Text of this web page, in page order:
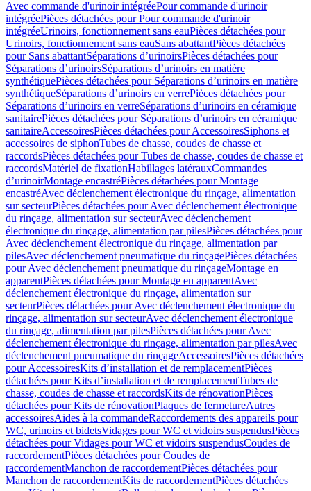
Avec commande d'urinoir intégréePour commande d'urinoir
intégréePièces détachées pour Pour commande d'urinoir
intégréeUrinoirs, fonctionnement sans eauPièces détachées pour
Urinoirs, fonctionnement sans eauSans abattantPièces détachées
pour Sans abattantSéparations d’urinoirsPièces détachées pour
Séparations d’urinoirsSéparations d’urinoirs en matière
synthétiquePièces détachées pour Séparations d’urinoirs en matière
synthétiqueSéparations d’urinoirs en verrePièces détachées pour
Séparations d’urinoirs en verreSéparations d’urinoirs en céramique
sanitairePièces détachées pour Séparations d’urinoirs en céramique
sanitaireAccessoiresPièces détachées pour AccessoiresSiphons et
accessoires de siphonTubes de chasse, coudes de chasse et
raccordsPièces détachées pour Tubes de chasse, coudes de chasse et
raccordsMatériel de fixationHabillages latérauxCommandes
dʼurinoirMontage encastréPièces détachées pour Montage
encastréAvec déclenchement électronique du rinçage, alimentation
sur secteurPièces détachées pour Avec déclenchement électronique
du rinçage, alimentation sur secteurAvec déclenchement
électronique du rinçage, alimentation par pilesPièces détachées pour
Avec déclenchement électronique du rinçage, alimentation par
pilesAvec déclenchement pneumatique du rinçagePièces détachées
pour Avec déclenchement pneumatique du rinçageMontage en
apparentPièces détachées pour Montage en apparentAvec
déclenchement électronique du rinçage, alimentation sur
secteurPièces détachées pour Avec déclenchement électronique du
rinçage, alimentation sur secteurAvec déclenchement électronique
du rinçage, alimentation par pilesPièces détachées pour Avec
déclenchement électronique du rinçage, alimentation par pilesAvec
déclenchement pneumatique du rinçageAccessoiresPièces détachées
pour AccessoiresKits d’installation et de remplacementPièces
détachées pour Kits d’installation et de remplacementTubes de
chasse, coudes de chasse et raccordsKits de rénovationPièces
détachées pour Kits de rénovationPlaques de fermetureAutres
accessoiresAides à la commandeRaccordements des appareils pour
WC, urinoirs et bidetsVidages pour WC et vidoirs suspendusPièces
détachées pour Vidages pour WC et vidoirs suspendusCoudes de
raccordementPièces détachées pour Coudes de
raccordementManchon de raccordementPièces détachées pour
Manchon de raccordementKits de raccordementPièces détachées